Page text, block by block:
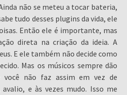
não se meteu a tocar bateria,
tudo desses plugins da vida, ele
Então ele é importante, mas
direta na criação da ideia. A
E ele também não decide como
Mas os músicos sempre dão
você não faz assim em vez de
avalio, e às vezes mudo. Isso me